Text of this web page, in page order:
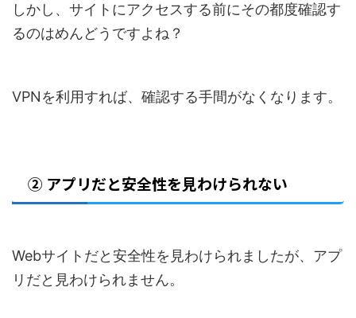
しかし、サイトにアクセスする前にその都度確認す
るのはめんどうですよね？
VPNを利用すれば、確認する手間がなくなります。
② アプリだと安全性を見わけられない
Webサイトだと安全性を見わけられましたが、アプ
リだと見わけられません。